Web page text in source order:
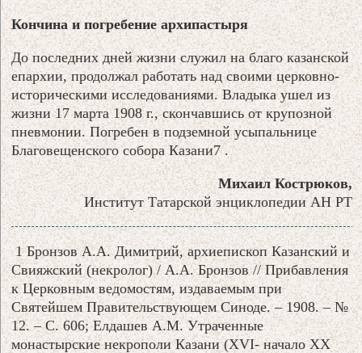
Кончина и погребение архипастыря
До последних дней жизни служил на благо казанской
епархии, продолжал работать над своими церковно-
историческими исследованиями. Владыка ушел из
жизни 17 марта 1908 г., скончавшись от крупозной
пневмонии. Погребен в подземной усыпальнице
Благовещенского собора Казани7 .
Михаил Кострюков,
Институт Татарской энциклопедии АН РТ
1 Бронзов А.А. Димитрий, архиепископ Казанский и
Свияжский (некролог) / А.А. Бронзов // Прибавления
к Церковным ведомостям, издаваемым при
Святейшем Правительствующем Синоде. – 1908. – №
12. – С. 606; Елдашев А.М. Утраченные
монастырские некрополи Казани (XVI- начало XX